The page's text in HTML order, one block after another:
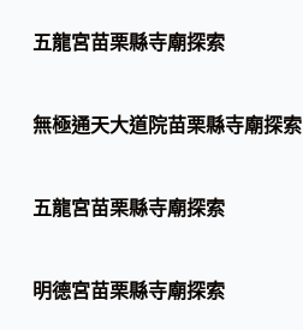
五龍宮苗栗縣寺廟探索
無極通天大道院苗栗縣寺廟探索
五龍宮苗栗縣寺廟探索
明德宮苗栗縣寺廟探索